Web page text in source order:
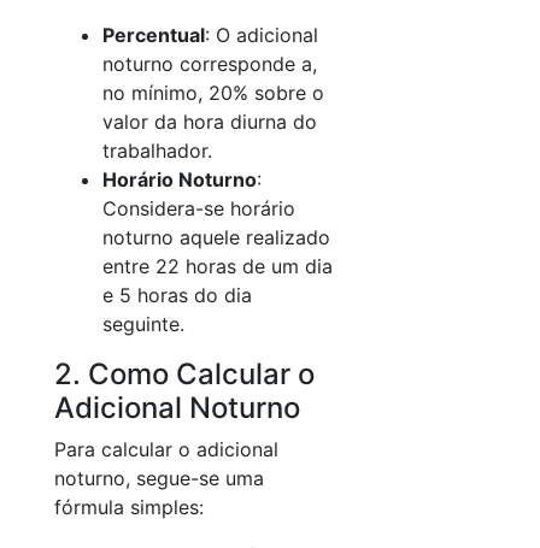
Percentual: O adicional
noturno corresponde a,
no mínimo, 20% sobre o
valor da hora diurna do
trabalhador.
Horário Noturno:
Considera-se horário
noturno aquele realizado
entre 22 horas de um dia
e 5 horas do dia
seguinte.
2. Como Calcular o
Adicional Noturno
Para calcular o adicional
noturno, segue-se uma
fórmula simples: